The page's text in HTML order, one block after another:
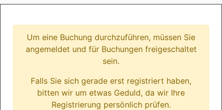
Um eine Buchung durchzuführen, müssen Sie
angemeldet und für Buchungen freigeschaltet
sein.
Falls Sie sich gerade erst registriert haben,
bitten wir um etwas Geduld, da wir Ihre
Registrierung persönlich prüfen.